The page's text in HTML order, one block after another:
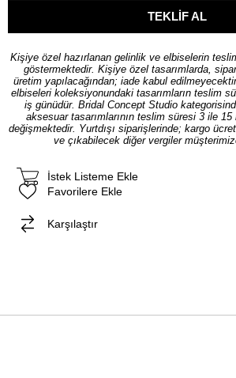
Kişiye özel hazırlanan gelinlik ve elbiselerin
göstermektedir. Kişiye özel tasarımlarda,
üretim yapılacağından; iade kabul
elbiseleri koleksiyonundaki tasarımların teslim
iş günüdür. Bridal Concept Studio
aksesuar tasarımlarının teslim süresi 3 ile 15
değişmektedir. Yurtdışı siparişlerinde; kargo
ve çıkabilecek diğer vergiler
Favorilere Ekle
İstek Listeme Ekle
Karşılaştır